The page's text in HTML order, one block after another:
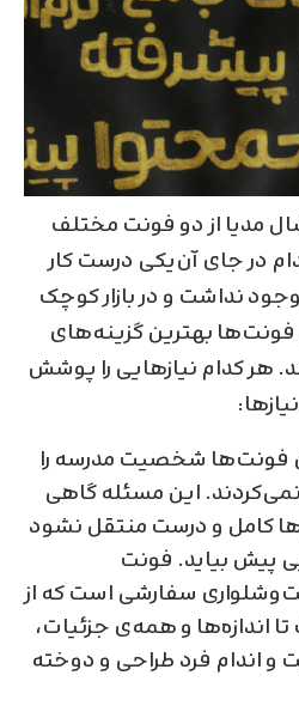
مدیا از دو فونت مختلف
در جای آن‌یکی درست کار
نداشت و در بازار کوچک
بهترین گزینه‌های
هر کدام نیازهایی را پوشش
فونت‌ها شخصیت مدرسه را
این مسئله گاهی
کامل و درست منتقل نشود
پیش بیاید. فونت
سفارﺷﻰ است که از
تا اندازه‌ها و همه‌ی جزئیات،
اندام فرد طراحی و دوخته